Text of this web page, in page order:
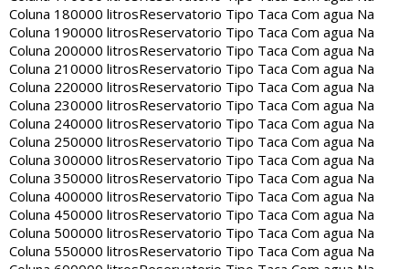
Coluna 180000 litrosReservatorio Tipo Taca Com agua Na
Coluna 190000 litrosReservatorio Tipo Taca Com agua Na
Coluna 200000 litrosReservatorio Tipo Taca Com agua Na
Coluna 210000 litrosReservatorio Tipo Taca Com agua Na
Coluna 220000 litrosReservatorio Tipo Taca Com agua Na
Coluna 230000 litrosReservatorio Tipo Taca Com agua Na
Coluna 240000 litrosReservatorio Tipo Taca Com agua Na
Coluna 250000 litrosReservatorio Tipo Taca Com agua Na
Coluna 300000 litrosReservatorio Tipo Taca Com agua Na
Coluna 350000 litrosReservatorio Tipo Taca Com agua Na
Coluna 400000 litrosReservatorio Tipo Taca Com agua Na
Coluna 450000 litrosReservatorio Tipo Taca Com agua Na
Coluna 500000 litrosReservatorio Tipo Taca Com agua Na
Coluna 550000 litrosReservatorio Tipo Taca Com agua Na